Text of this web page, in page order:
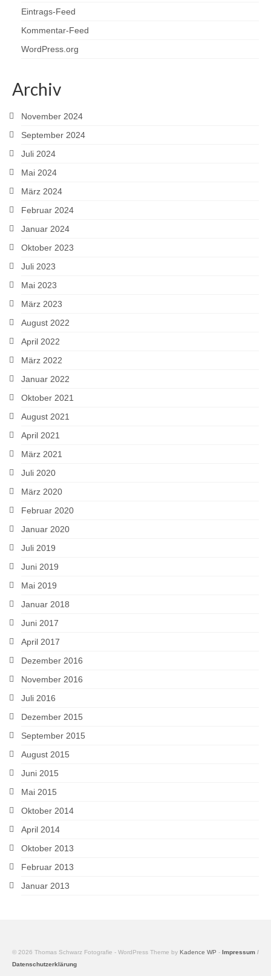
Eintrags-Feed
Kommentar-Feed
WordPress.org
Archiv
November 2024
September 2024
Juli 2024
Mai 2024
März 2024
Februar 2024
Januar 2024
Oktober 2023
Juli 2023
Mai 2023
März 2023
August 2022
April 2022
März 2022
Januar 2022
Oktober 2021
August 2021
April 2021
März 2021
Juli 2020
März 2020
Februar 2020
Januar 2020
Juli 2019
Juni 2019
Mai 2019
Januar 2018
Juni 2017
April 2017
Dezember 2016
November 2016
Juli 2016
Dezember 2015
September 2015
August 2015
Juni 2015
Mai 2015
Oktober 2014
April 2014
Oktober 2013
Februar 2013
Januar 2013
© 2026 Thomas Schwarz Fotografie - WordPress Theme by Kadence WP - Impressum /
Datenschutzerklärung